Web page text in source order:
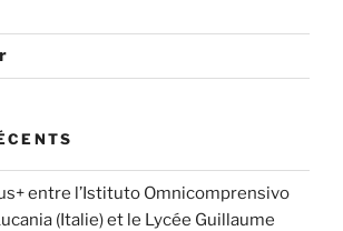
entre l’Istituto Omnicomprensivo
(Italie) et le Lycée Guillaume